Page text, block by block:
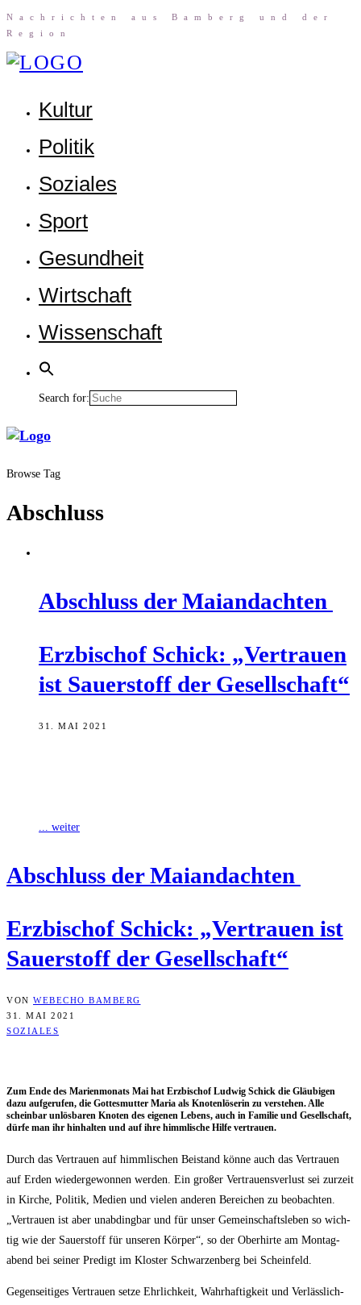
Nach­rich­ten aus Bam­berg und der
Region
Kul­tur
Poli­tik
Sozia­les
Sport
Gesund­heit
Wirt­schaft
Wis­sen­schaft
Search for:
Browse Tag
Abschluss
Abschluss der Maiandachten
Erz­bi­schof Schick: „Ver­trau­en
ist Sau­er­stoff der Gesellschaft“
31. MAI 2021
... weiter
Abschluss der Maiandachten
Erz­bi­schof Schick: „Ver­trau­en ist
Sau­er­stoff der Gesellschaft“
VON WEBECHO BAMBERG
31. MAI 2021
SOZIALES
Zum Ende des Mari­en­mo­nats Mai hat Erz­bi­schof Lud­wig Schick die Gläu­bi­gen
dazu auf­ge­ru­fen, die Got­tes­mut­ter Maria als Kno­ten­lö­se­rin zu ver­ste­hen. Alle
schein­bar unlös­ba­ren Kno­ten des eige­nen Lebens, auch in Fami­lie und Gesell­schaft,
dür­fe man ihr hin­hal­ten und auf ihre himm­li­sche Hil­fe vertrauen.
Durch das Ver­trau­en auf himm­li­schen Bei­stand kön­ne auch das Ver­trau­en
auf Erden wie­der­ge­won­nen wer­den. Ein gro­ßer Ver­trau­ens­ver­lust sei zur­zeit
in Kir­che, Poli­tik, Medi­en und vie­len ande­ren Berei­chen zu beob­ach­ten.
„Ver­trau­en ist aber unab­ding­bar und für unser Gemein­schafts­le­ben so wich­
tig wie der Sau­er­stoff für unse­ren Kör­per“, so der Ober­hir­te am Mon­tag­
abend bei sei­ner Pre­digt im Klos­ter Schwar­zen­berg bei Scheinfeld.
Gegen­sei­ti­ges Ver­trau­en set­ze Ehr­lich­keit, Wahr­haf­tig­keit und Ver­läss­lich­